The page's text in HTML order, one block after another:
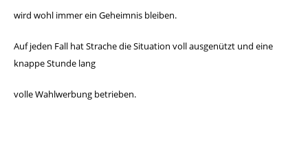
wird wohl immer ein Geheimnis bleiben.
Auf jeden Fall hat Strache die Situation voll ausgenützt und eine
knappe Stunde lang
volle Wahlwerbung betrieben.